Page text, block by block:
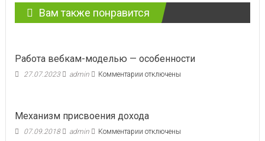
Вам также понравится
Работа вебкам-моделью — особенности
27.07.2023 admin Комментариик
моделью
отключены
Механизм присвоения дохода
07.09.2018 admin Комментариикотключены